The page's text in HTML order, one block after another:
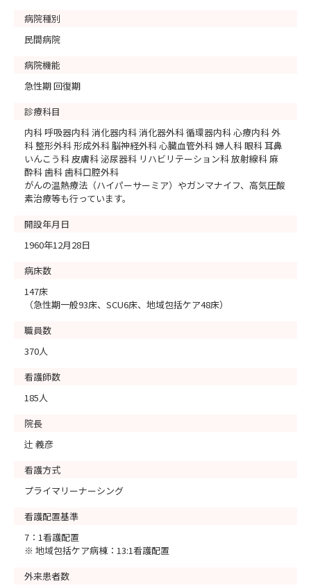
病院種別
民間病院
病院機能
急性期 回復期
診療科目
内科 呼吸器内科 消化器内科 消化器外科 循環器内科 心療内科 外
科 整形外科 形成外科 脳神経外科 心臓血管外科 婦人科 眼科 耳鼻
いんこう科 皮膚科 泌尿器科 リハビリテーション科 放射線科 麻
酔科 歯科 歯科口腔外科
がんの温熱療法（ハイパーサーミア）やガンマナイフ、高気圧酸
素治療等も行っています。
開設年月日
1960年12月28日
病床数
147床
（急性期一般93床、SCU6床、地域包括ケア48床）
職員数
370人
看護師数
185人
院長
辻 義彦
看護方式
プライマリーナーシング
看護配置基準
7：1看護配置
※ 地域包括ケア病棟：13:1看護配置
外来患者数